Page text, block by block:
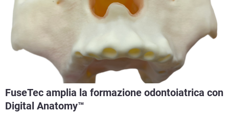
FuseTec amplia la formazione odontoiatrica con
Digital Anatomy™